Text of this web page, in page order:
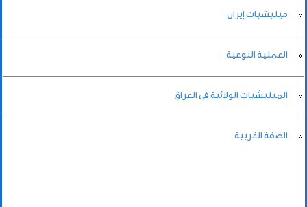
ميليشيات إيران
العملية النوعية
الميليشيات الولائية في العراق
الضفة الغربية